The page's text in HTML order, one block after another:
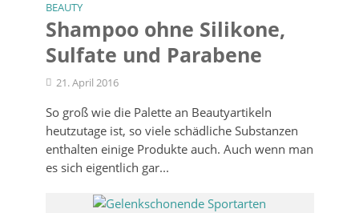
BEAUTY
Shampoo ohne Silikone,
Sulfate und Parabene
21. April 2016
So groß wie die Palette an Beautyartikeln
heutzutage ist, so viele schädliche Substanzen
enthalten einige Produkte auch. Auch wenn man
es sich eigentlich gar...